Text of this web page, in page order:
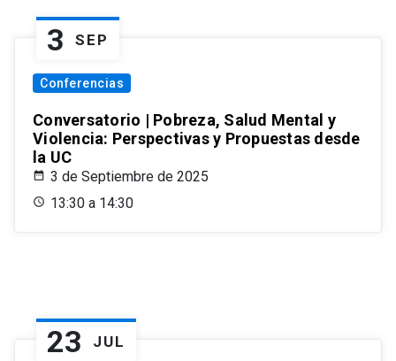
3 SEP
Conferencias
Conversatorio | Pobreza, Salud Mental y
Violencia: Perspectivas y Propuestas desde
la UC
3 de Septiembre de 2025
13:30 a 14:30
23 JUL